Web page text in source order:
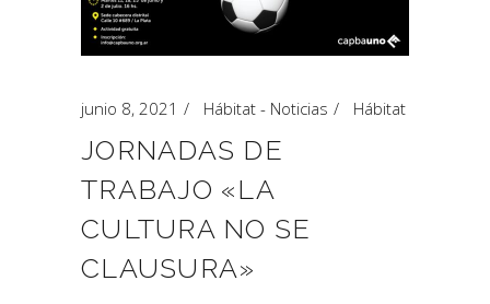
junio 8, 2021 Hábitat - Noticias Hábitat
JORNADAS DE
TRABAJO «LA
CULTURA NO SE
CLAUSURA»